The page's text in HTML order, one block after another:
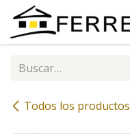
Ir al contenido
Todos los productos